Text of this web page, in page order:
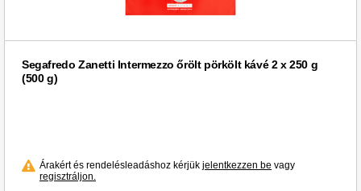
Segafredo Zanetti Intermezzo őrölt pörkölt kávé 2 x 250 g
(500 g)
Árakért és rendelésleadáshoz kérjük jelentkezzen be vagy
regisztráljon.